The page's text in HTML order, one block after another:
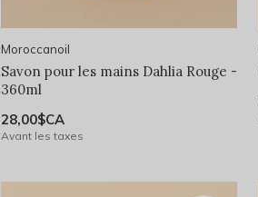
Moroccanoil
Savon pour les mains Dahlia Rouge -
360ml
28,00$CA
Avant les taxes